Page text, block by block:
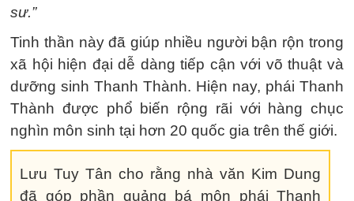
sư.”
Tinh thần này đã giúp nhiều người bận rộn trong
xã hội hiện đại dễ dàng tiếp cận với võ thuật và
dưỡng sinh Thanh Thành. Hiện nay, phái Thanh
Thành được phổ biến rộng rãi với hàng chục
nghìn môn sinh tại hơn 20 quốc gia trên thế giới.
Lưu Tuy Tân cho rằng nhà văn Kim Dung
đã góp phần quảng bá môn phái Thanh